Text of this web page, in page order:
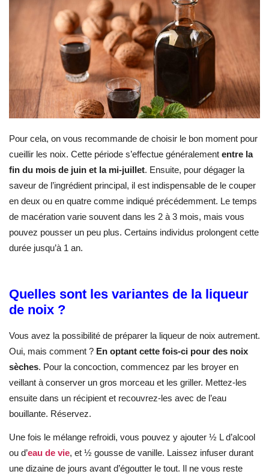
Pour cela, on vous recommande de choisir le bon moment pour
cueillir les noix. Cette période s’effectue généralement entre la
fin du mois de juin et la mi-juillet. Ensuite, pour dégager la
saveur de l’ingrédient principal, il est indispensable de le couper
en deux ou en quatre comme indiqué précédemment. Le temps
de macération varie souvent dans les 2 à 3 mois, mais vous
pouvez pousser un peu plus. Certains individus prolongent cette
durée jusqu’à 1 an.
Quelles sont les variantes de la liqueur
de noix ?
Vous avez la possibilité de préparer la liqueur de noix autrement.
Oui, mais comment ? En optant cette fois-ci pour des noix
sèches. Pour la concoction, commencez par les broyer en
veillant à conserver un gros morceau et les griller. Mettez-les
ensuite dans un récipient et recouvrez-les avec de l’eau
bouillante. Réservez.
Une fois le mélange refroidi, vous pouvez y ajouter ½ L d’alcool
ou d’eau de vie, et ½ gousse de vanille. Laissez infuser durant
une dizaine de jours avant d’égoutter le tout. Il ne vous reste